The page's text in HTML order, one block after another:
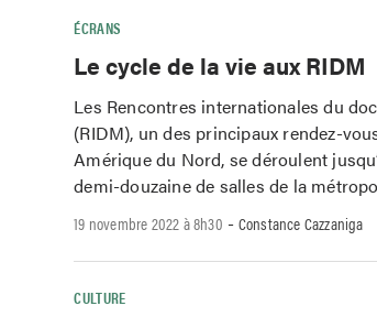
ÉCRANS
Le cycle de la vie aux RIDM
Les Rencontres internationales du
(RIDM), un des principaux rendez-
Amérique du Nord, se déroulent
demi-douzaine de salles de la
19 novembre 2022 à 8h30 -Constance Cazzaniga
CULTURE